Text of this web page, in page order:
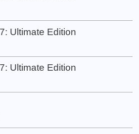
Ultimate Edition
Ultimate Edition